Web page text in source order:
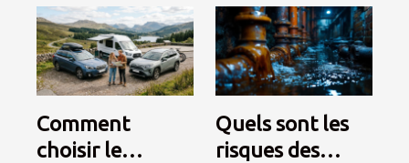
Comment
choisir le
Quels sont les
risques des